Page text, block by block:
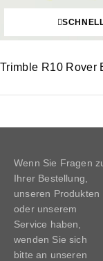
Trimble R10 Rover
Wenn Sie Fragen
Ihrer Bestellung,
unseren Produkten
oder unserem
Service haben,
wenden Sie sich
bitte an unseren